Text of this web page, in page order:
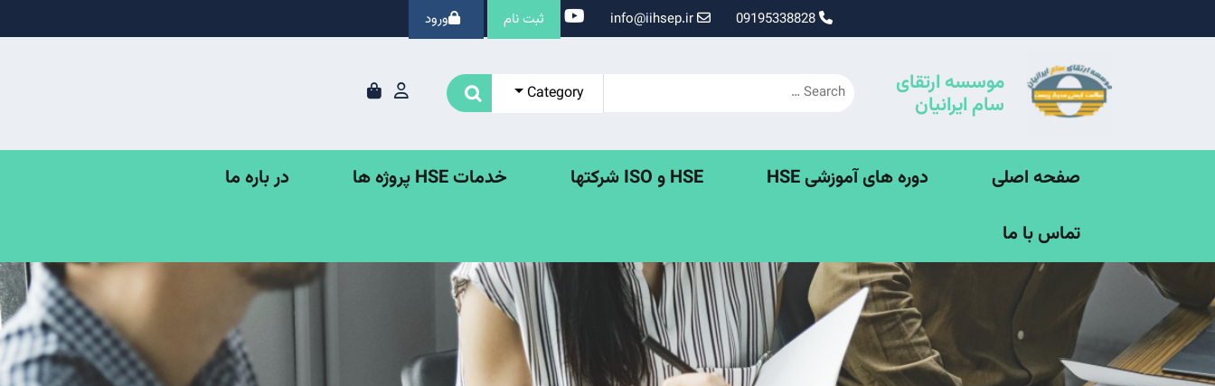
info@iihsep.ir ثبت نام ورود
موسسه ارتقای
سام ایرانیان Category
صفحه اصلی دوره های آموزشی HSE HSE و ISO شرکتها خدمات HSE پروژه ها
در باره ما
تماس با ما